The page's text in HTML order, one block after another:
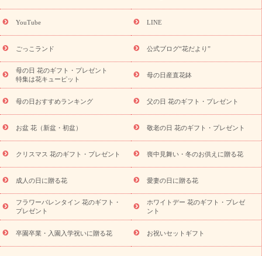
9月の誕生花(リンドウ)
ら探す
お祝いの花特集 当日配達特急便 お祝い商品一覧
念日
結婚祝い 出産祝い 退院祝い・快気祝い
寿祝い
プチギフト ペットのお祝いフラワー
供え・お悔やみ商品一覧
お供え・お悔やみの花
四十九日法要以
降に贈る花
通夜・葬儀に贈る花
お供え お花とセットギフト
お供え プリザーブドフラワー
ペットのお供えフラワー
お盆（新
盆・初盆）
その他 お祝い返し お見舞い
お取り寄せギフト
ビジネス用
ご自宅用 観葉植物 ミディ胡蝶蘭
プリザーブ
ドフラワー
スタイルから探す アレンジメント 花束
スタ
ンド花
お祝い お供え・お悔やみ 胡蝶蘭 胡蝶蘭・花鉢
ディ胡蝶蘭・お祝い
ミディ胡蝶蘭・お供え
世界初の青色胡蝶蘭
観葉植物
観葉植物 産直多肉植物
プリザーブドフラワー
お祝い
お供え・お悔やみ 花とセットギフト
セミオーダー
プチギフト（hanamore -ハナモア-）
花とみどりのeギフト
キューピットのeGfit
カラー ピンク イエローオレンジ
レッ
YouTube LINE
ごっこランド 公式ブログ“花だより”
母の日 花のギフト・プレゼント
特集は花キューピット
母の日産直花鉢
母の日おすすめランキング 父の日 花のギフト・プレゼント
お盆 花（新盆・初盆） 敬老の日 花のギフト・プレゼント
クリスマス 花のギフト・プレゼント 喪中見舞い・冬のお供えに贈る花
成人の日に贈る花 愛妻の日に贈る花
フラワーバレンタイン 花のギフト・
プレゼント
ホワイトデー 花のギフト・プレゼ
ント
卒園卒業・入園入学祝いに贈る花 お祝いセットギフト